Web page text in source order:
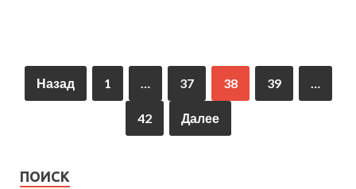
Назад 1 … 37 38 39 …
42 Далее
ПОИСК